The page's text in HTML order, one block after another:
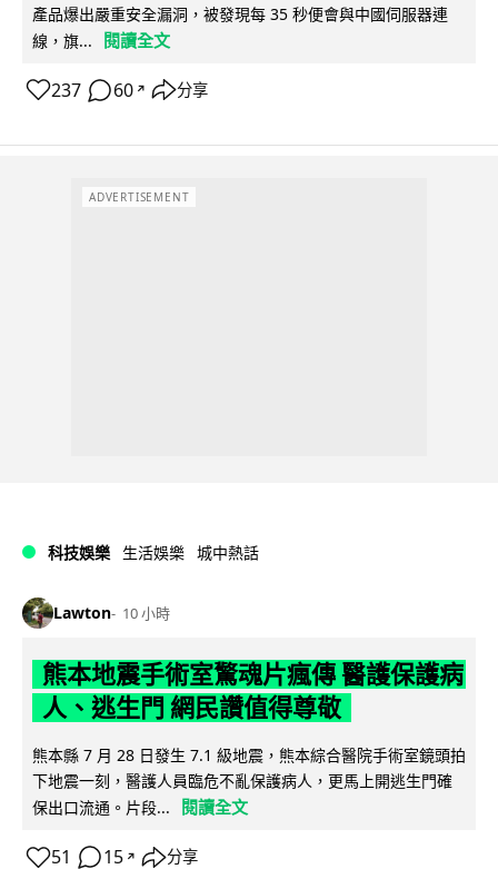
產品爆出嚴重安全漏洞，被發現每 35 秒便會與中國伺服器連
線，旗...
閱讀全文
237 60 ↗ 分享
ADVERTISEMENT
科技娛樂 生活娛樂 城中熱話
Lawton 10 小時
熊本地震手術室驚魂片瘋傳 醫護保護病
人、逃生門 網民讚值得尊敬
熊本縣 7 月 28 日發生 7.1 級地震，熊本綜合醫院手術室鏡頭拍
下地震一刻，醫護人員臨危不亂保護病人，更馬上開逃生門確
保出口流通。片段...
閱讀全文
51 15 ↗ 分享